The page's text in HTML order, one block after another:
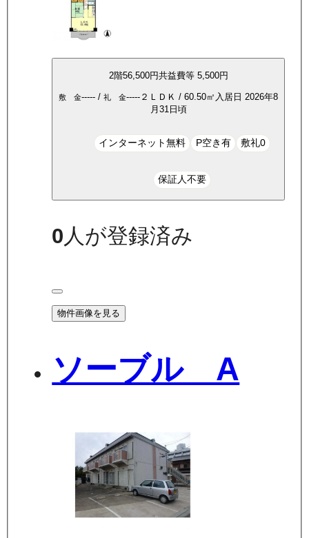
2階56,500円共益費等 5,500円
敷 金----- / 礼 金----- ２ＬＤＫ / 60.50㎡ 入居日 2026年8
月31日頃
インターネット無料 P空き有 敷礼0
保証人不要
0 人が登録済み
物件画像を見る
ソーブル A